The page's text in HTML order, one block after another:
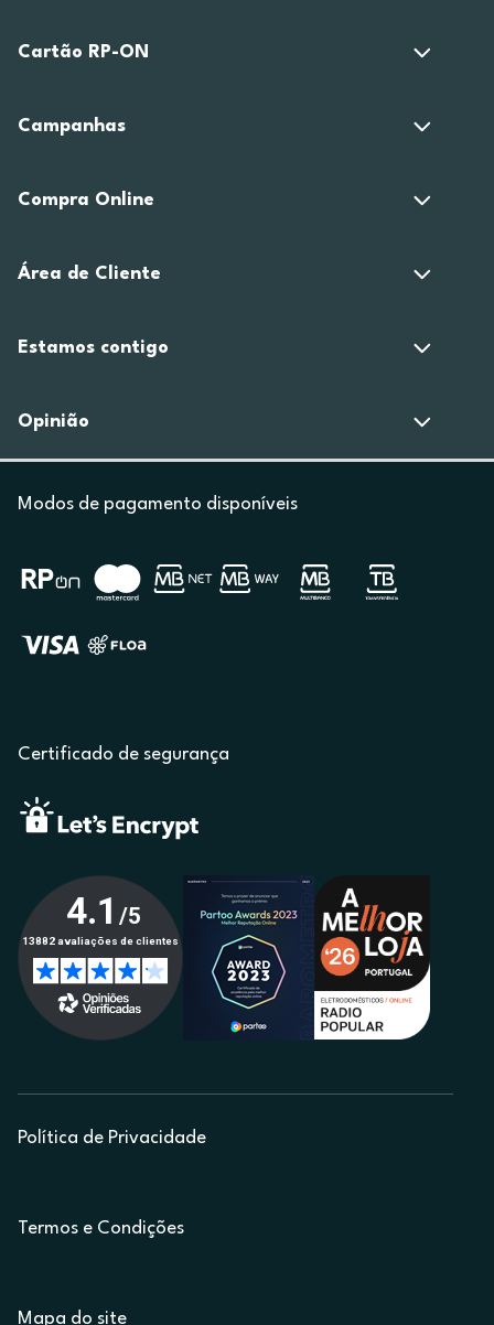
Cartão RP-ON
Campanhas
Compra Online
Área de Cliente
Estamos contigo
Opinião
Modos de pagamento disponíveis
Certificado de segurança
Política de Privacidade
Termos e Condições
Mapa do site